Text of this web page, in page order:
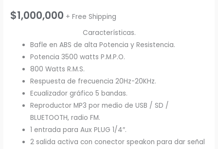
$1,000,000 + Free Shipping
Características.
Bafle en ABS de alta Potencia y Resistencia.
Potencia 3500 watts P.M.P.O.
800 Watts R.M.S.
Respuesta de frecuencia 20Hz-20KHz.
Ecualizador gráfico 5 bandas.
Reproductor MP3 por medio de USB / SD /
BLUETOOTH, radio FM.
1 entrada para Aux PLUG 1/4″.
2 salida activa con conector speakon para dar señal